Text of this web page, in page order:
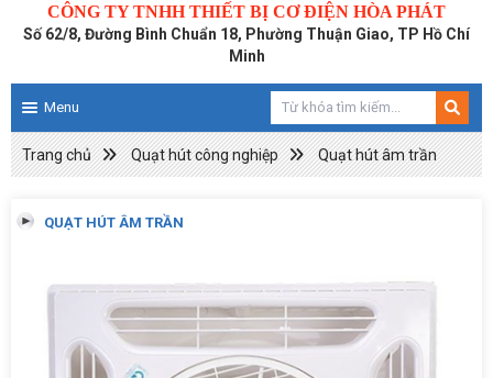
CÔNG TY TNHH THIẾT BỊ CƠ ĐIỆN HÒA PHÁT
Số 62/8, Đường Bình Chuẩn 18, Phường Thuận Giao, TP Hồ Chí
Minh
Menu
Trang chủ Quạt hút công nghiệp Quạt hút âm trần
QUẠT HÚT ÂM TRẦN